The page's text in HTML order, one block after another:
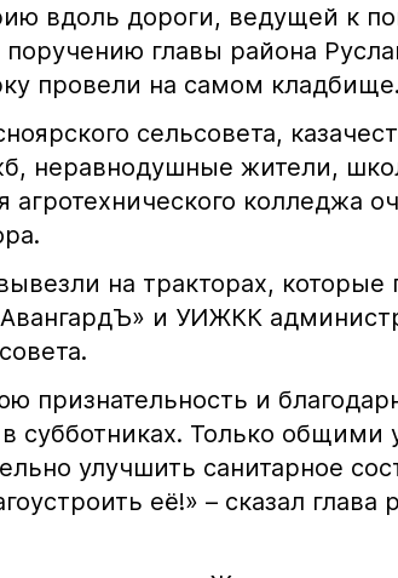
вдоль дороги, ведущей к
главы района
провели на самом кладбище.
сельсовета,
неравнодушные жители,
колледжа
на тракторах, которые
и УИЖКК
признательность и
субботниках. Только
улучшить санитарное
её!» – сказал глава